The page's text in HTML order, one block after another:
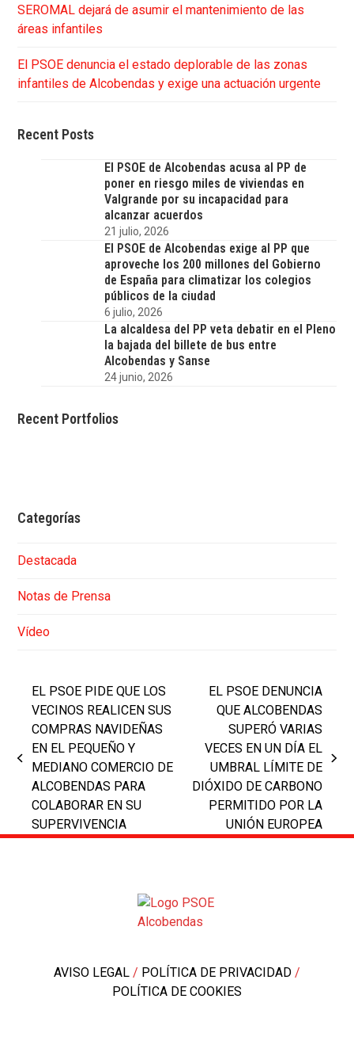
SEROMAL dejará de asumir el mantenimiento de las
áreas infantiles
El PSOE denuncia el estado deplorable de las zonas
infantiles de Alcobendas y exige una actuación urgente
Recent Posts
El PSOE de Alcobendas acusa al PP de
poner en riesgo miles de viviendas en
Valgrande por su incapacidad para
alcanzar acuerdos
21 julio, 2026
El PSOE de Alcobendas exige al PP que
aproveche los 200 millones del Gobierno
de España para climatizar los colegios
públicos de la ciudad
6 julio, 2026
La alcaldesa del PP veta debatir en el Pleno
la bajada del billete de bus entre
Alcobendas y Sanse
24 junio, 2026
Recent Portfolios
Categorías
Destacada
Notas de Prensa
Vídeo
previous
post:
EL PSOE PIDE QUE LOS
VECINOS REALICEN SUS
COMPRAS NAVIDEÑAS
EN EL PEQUEÑO Y
MEDIANO COMERCIO DE
ALCOBENDAS PARA
COLABORAR EN SU
SUPERVIVENCIA
next
post:
EL PSOE DENUNCIA
QUE ALCOBENDAS
SUPERÓ VARIAS
VECES EN UN DÍA EL
UMBRAL LÍMITE DE
DIÓXIDO DE CARBONO
PERMITIDO POR LA
UNIÓN EUROPEA
AVISO LEGAL / POLÍTICA DE PRIVACIDAD /
POLÍTICA DE COOKIES